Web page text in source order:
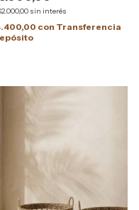
sin interés
con Transferencia